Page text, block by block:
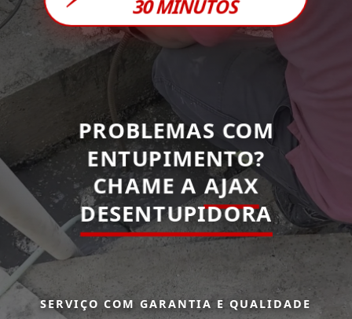
30 MINUTOS
PROBLEMAS COM
ENTUPIMENTO?
CHAME A AJAX
DESENTUPIDORA
SERVIÇO COM GARANTIA E QUALIDADE